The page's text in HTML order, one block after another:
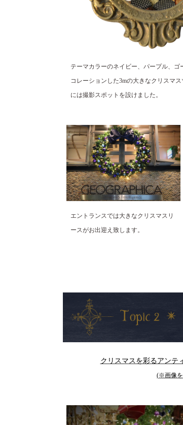
テーマカラーのネイビー、パープル、ゴ
コレーションした3mの大きなクリスマ
には撮影スポットを設けました。
エントランスでは大きなクリスマスリ
ースがお出迎え致します。
クリスマスを彩るアンテ
(※画像を